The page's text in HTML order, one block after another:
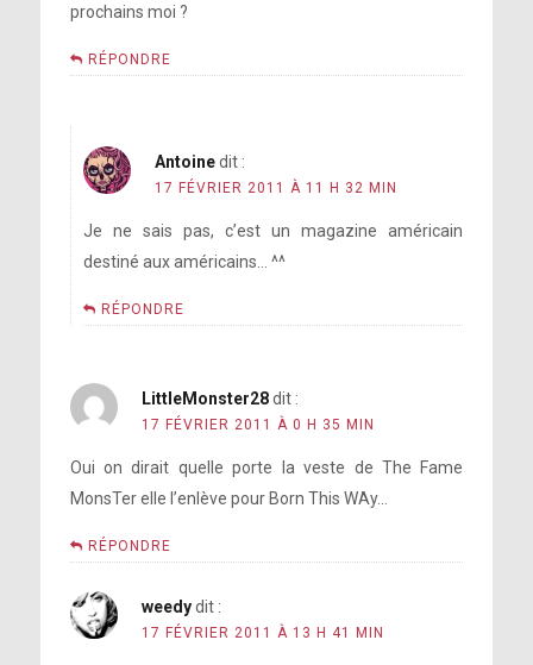
prochains moi ?
RÉPONDRE
Antoine dit :
17 FÉVRIER 2011 À 11 H 32 MIN
Je ne sais pas, c’est un magazine américain
destiné aux américains… ^^
RÉPONDRE
LittleMonster28 dit :
17 FÉVRIER 2011 À 0 H 35 MIN
Oui on dirait quelle porte la veste de The Fame
MonsTer elle l’enlève pour Born This WAy…
RÉPONDRE
weedy dit :
17 FÉVRIER 2011 À 13 H 41 MIN